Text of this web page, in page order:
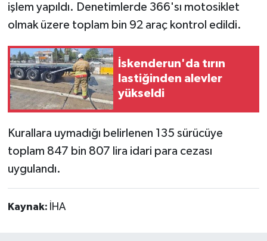
işlem yapıldı. Denetimlerde 366'sı motosiklet
olmak üzere toplam bin 92 araç kontrol edildi.
İskenderun'da tırın
lastiğinden alevler
yükseldi
Kurallara uymadığı belirlenen 135 sürücüye
toplam 847 bin 807 lira idari para cezası
uygulandı.
Kaynak: İHA